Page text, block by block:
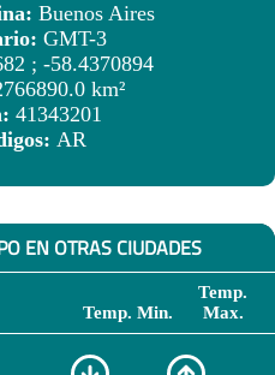
Buenos Aires
GMT-3
; -58.4370894
km²
41343201
AR
EN OTRAS CIUDADES
Temp. Min.
Temp.
Max.